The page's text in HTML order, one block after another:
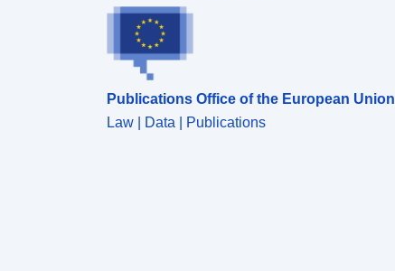
Publications Office of the European Union
Law | Data | Publications